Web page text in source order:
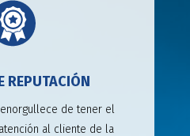
REPUTACIÓN
enorgullece de tener el
al cliente de la